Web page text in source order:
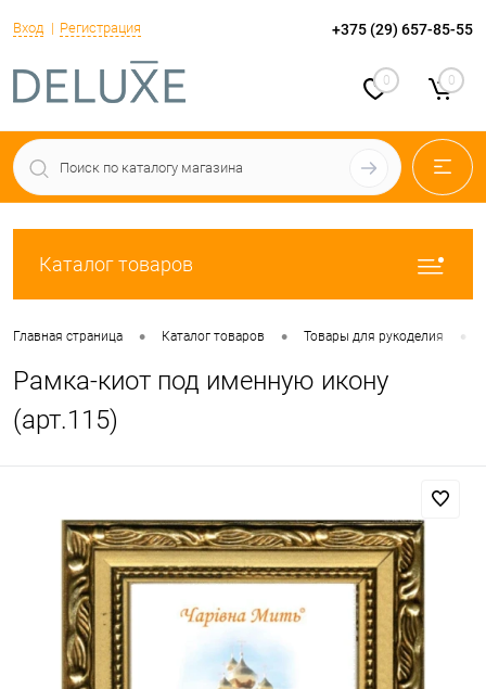
Вход Регистрация +375 (29) 657-85-55
0 0
Каталог товаров
Главная страница • Каталог товаров • Товары для рукоделия •
Рамка-киот под именную икону
(арт.115)